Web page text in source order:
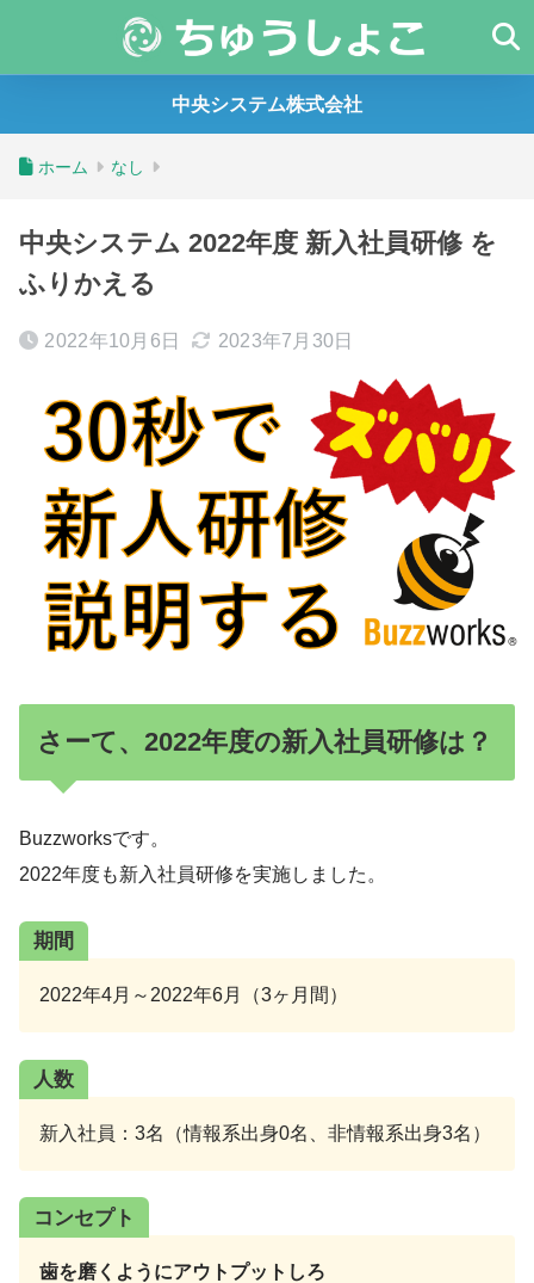
中央システム株式会社
ホーム なし
中央システム 2022年度 新入社員研修 を
ふりかえる
2022年10月6日 2023年7月30日
さーて、2022年度の新入社員研修は？
Buzzworksです。
2022年度も新入社員研修を実施しました。
期間
2022年4月～2022年6月（3ヶ月間）
人数
新入社員：3名（情報系出身0名、非情報系出身3名）
コンセプト
歯を磨くようにアウトプットしろ